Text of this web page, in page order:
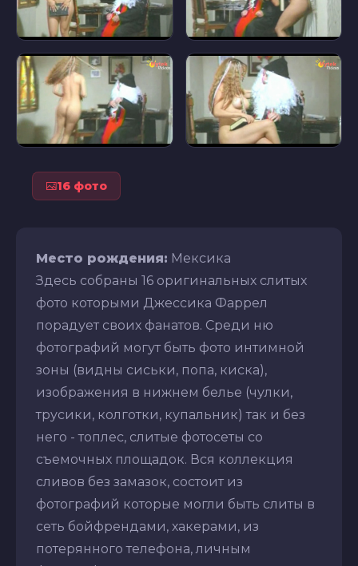
16 фото
Место рождения: Мексика
Здесь собраны 16 оригинальных слитых
фото которыми Джессика Фаррел
порадует своих фанатов. Среди ню
фотографий могут быть фото интимной
зоны (видны сиськи, попа, киска),
изображения в нижнем белье (чулки,
трусики, колготки, купальник) так и без
него - топлес, слитые фотосеты со
съемочных площадок. Вся коллекция
сливов без замазок, состоит из
фотографий которые могли быть слиты в
сеть бойфрендами, хакерами, из
потерянного телефона, личным